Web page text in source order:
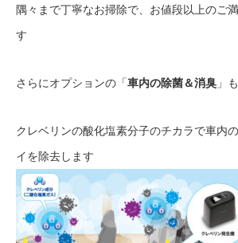
隅々まで丁寧なお掃除で、お値段以上のご
す
さらにオプションの「車内の除菌＆消臭 」
クレベリンの酸化塩素分子のチカラで車内
イを除去します